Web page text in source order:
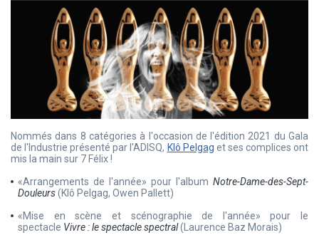
Nommés dans 8 catégories à l'occasion de l'édition 2021 du Gala
de l'Industrie présenté par l'ADISQ, Klô Pelgag et ses complices ont
mis la main sur 7 Félix !
«Arrangements de l'année» pour l'album Notre-Dame-des-Sept-
Douleurs(Klô Pelgag, Owen Pallett)
«Mise en scène et scénographie de l'année» pour le
spectacle Vivre : le spectaclespectral(Laurence Baz Morais)